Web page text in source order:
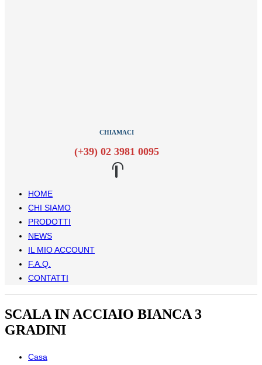
CHIAMACI
(+39) 02 3981 0095
HOME
CHI SIAMO
PRODOTTI
NEWS
IL MIO ACCOUNT
F.A.Q.
CONTATTI
SCALA IN ACCIAIO BIANCA 3
GRADINI
Casa